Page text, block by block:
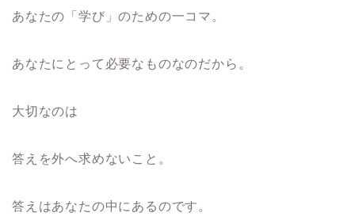
あなたの「学び」のための一コマ。
あなたにとって必要なものなのだから。
大切なのは
答えを外へ求めないこと。
答えはあなたの中にあるのです。